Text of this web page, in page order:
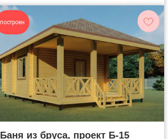
построен
Баня из бруса, проект Б-15